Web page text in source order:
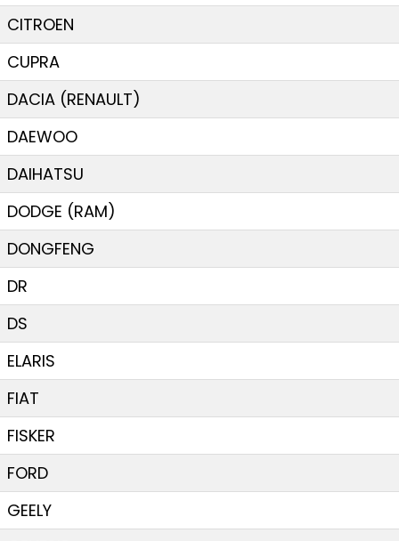
CITROEN
CUPRA
DACIA (RENAULT)
DAEWOO
DAIHATSU
DODGE (RAM)
DONGFENG
DR
DS
ELARIS
FIAT
FISKER
FORD
GEELY